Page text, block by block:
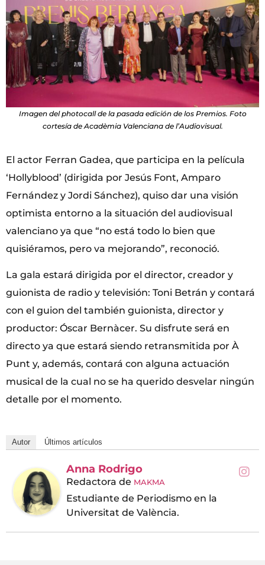
Imagen del photocall de la pasada edición de los Premios. Foto
cortesía de Acadèmia Valenciana de l’Audiovisual.
El actor Ferran Gadea, que participa en la película
‘Hollyblood’ (dirigida por Jesús Font, Amparo
Fernández y Jordi Sánchez), quiso dar una visión
optimista entorno a la situación del audiovisual
valenciano ya que “no está todo lo bien que
quisiéramos, pero va mejorando”, reconoció.
La gala estará dirigida por el director, creador y
guionista de radio y televisión: Toni Betrán y contará
con el guion del también guionista, director y
productor: Óscar Bernàcer. Su disfrute será en
directo ya que estará siendo retransmitida por À
Punt y, además, contará con alguna actuación
musical de la cual no se ha querido desvelar ningún
detalle por el momento.
Autor Últimos artículos
Anna Rodrigo
Redactora de MAKMA
Estudiante de Periodismo en la
Universitat de València.